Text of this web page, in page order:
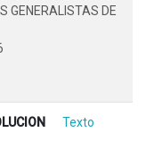
GENERALISTAS DE
Texto